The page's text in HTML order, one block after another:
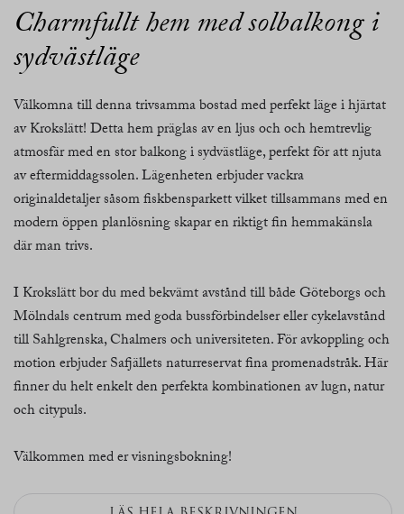
Charmfullt hem med solbalkong i
sydvästläge
Välkomna till denna trivsamma bostad med perfekt läge i hjärtat
av Krokslätt! Detta hem präglas av en ljus och och hemtrevlig
atmosfär med en stor balkong i sydvästläge, perfekt för att njuta
av eftermiddagssolen. Lägenheten erbjuder vackra
originaldetaljer såsom fiskbensparkett vilket tillsammans med en
modern öppen planlösning skapar en riktigt fin hemmakänsla
där man trivs.
I Krokslätt bor du med bekvämt avstånd till både Göteborgs och
Mölndals centrum med goda bussförbindelser eller cykelavstånd
till Sahlgrenska, Chalmers och universiteten. För avkoppling och
motion erbjuder Safjällets naturreservat fina promenadstråk. Här
finner du helt enkelt den perfekta kombinationen av lugn, natur
och citypuls.
Välkommen med er visningsbokning!